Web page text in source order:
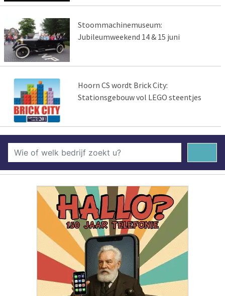
Stoommachinemuseum:
Jubileumweekend 14 & 15 juni
Hoorn CS wordt Brick City:
Stationsgebouw vol LEGO steentjes